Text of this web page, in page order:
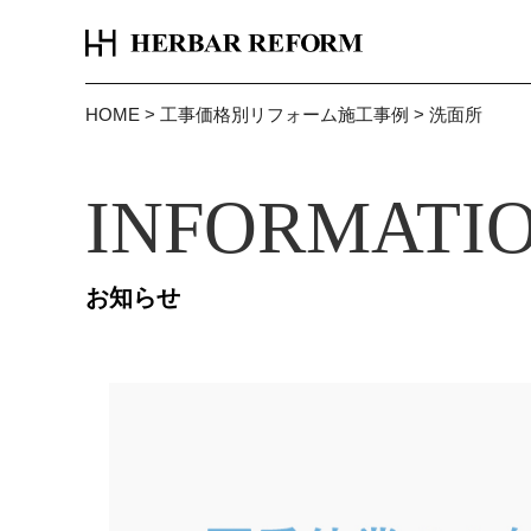
HOME > 工事価格別リフォーム施工事例 > 洗面所
お知らせ